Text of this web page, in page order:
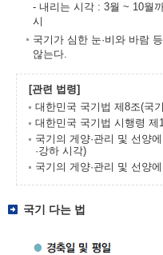
- 내리는 시각 : 3월 ~ 10월
시
국기가 심한 눈·비와 바람
않는다.
[관련 법령]
대한민국 국기법 제8조(국
대한민국 국기법 시행령 제
국기의 게양·관리 및 선양
·강하 시각)
국기의 게양·관리 및 선양
국기 다는 법